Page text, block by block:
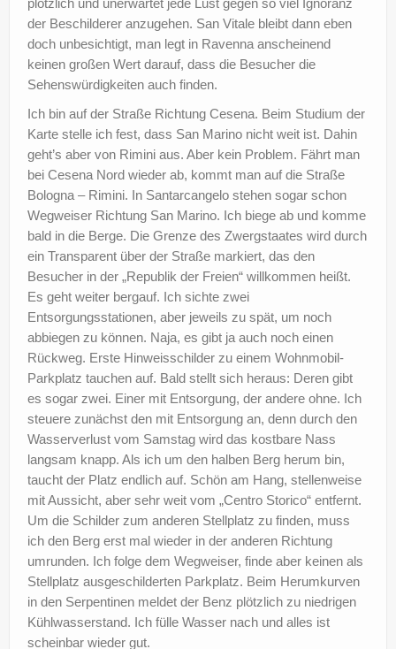
plötzlich und unerwartet jede Lust gegen so viel Ignoranz
der Beschilderer anzugehen. San Vitale bleibt dann eben
doch unbesichtigt, man legt in Ravenna anscheinend
keinen großen Wert darauf, dass die Besucher die
Sehenswürdigkeiten auch finden.
Ich bin auf der Straße Richtung Cesena. Beim Studium der
Karte stelle ich fest, dass San Marino nicht weit ist. Dahin
geht’s aber von Rimini aus. Aber kein Problem. Fährt man
bei Cesena Nord wieder ab, kommt man auf die Straße
Bologna – Rimini. In Santarcangelo stehen sogar schon
Wegweiser Richtung San Marino. Ich biege ab und komme
bald in die Berge. Die Grenze des Zwergstaates wird durch
ein Transparent über der Straße markiert, das den
Besucher in der „Republik der Freien“ willkommen heißt.
Es geht weiter bergauf. Ich sichte zwei
Entsorgungsstationen, aber jeweils zu spät, um noch
abbiegen zu können. Naja, es gibt ja auch noch einen
Rückweg. Erste Hinweisschilder zu einem Wohnmobil-
Parkplatz tauchen auf. Bald stellt sich heraus: Deren gibt
es sogar zwei. Einer mit Entsorgung, der andere ohne. Ich
steuere zunächst den mit Entsorgung an, denn durch den
Wasserverlust vom Samstag wird das kostbare Nass
langsam knapp. Als ich um den halben Berg herum bin,
taucht der Platz endlich auf. Schön am Hang, stellenweise
mit Aussicht, aber sehr weit vom „Centro Storico“ entfernt.
Um die Schilder zum anderen Stellplatz zu finden, muss
ich den Berg erst mal wieder in der anderen Richtung
umrunden. Ich folge dem Wegweiser, finde aber keinen als
Stellplatz ausgeschilderten Parkplatz. Beim Herumkurven
in den Serpentinen meldet der Benz plötzlich zu niedrigen
Kühlwasserstand. Ich fülle Wasser nach und alles ist
scheinbar wieder gut.